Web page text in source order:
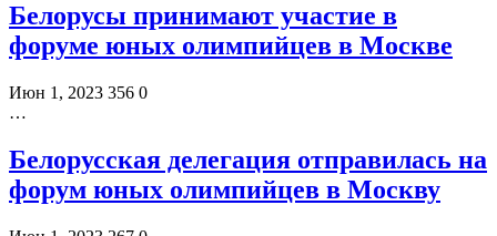
Белорусы принимают участие в
форуме юных олимпийцев в Москве
Июн 1, 2023 356 0
…
Белорусская делегация отправилась на
форум юных олимпийцев в Москву